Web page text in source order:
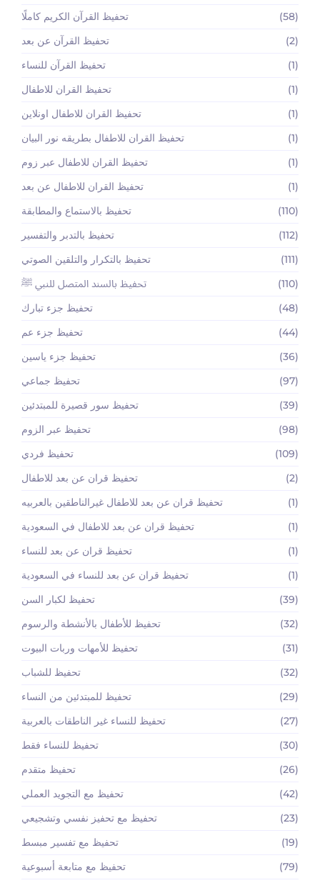
تحفيظ القرآن الكريم كاملًا
(58)
تحفيظ القرآن عن بعد
(2)
تحفيظ القرآن للنساء
(1)
تحفيظ القران للاطفال
(1)
تحفيظ القران للاطفال اونلاين
(1)
تحفيظ القران للاطفال بطريقه نور البيان
(1)
تحفيظ القران للاطفال عبر زوم
(1)
تحفيظ القران للاطفال عن بعد
(1)
تحفيظ بالاستماع والمطابقة
(110)
تحفيظ بالتدبر والتفسير
(112)
تحفيظ بالتكرار والتلقين الصوتي
(111)
تحفيظ بالسند المتصل للنبي ﷺ
(110)
تحفيظ جزء تبارك
(48)
تحفيظ جزء عم
(44)
تحفيظ جزء ياسين
(36)
تحفيظ جماعي
(97)
تحفيظ سور قصيرة للمبتدئين
(39)
تحفيظ عبر الزوم
(98)
تحفيظ فردي
(109)
تحفيظ قران عن بعد للاطفال
(2)
تحفيظ قران عن بعد للاطفال غيرالناطقين بالعربيه
(1)
تحفيظ قران عن بعد للاطفال في السعودية
(1)
تحفيظ قران عن بعد للنساء
(1)
تحفيظ قران عن بعد للنساء في السعودية
(1)
تحفيظ لكبار السن
(39)
تحفيظ للأطفال بالأنشطة والرسوم
(32)
تحفيظ للأمهات وربات البيوت
(31)
تحفيظ للشباب
(32)
تحفيظ للمبتدئين من النساء
(29)
تحفيظ للنساء غير الناطقات بالعربية
(27)
تحفيظ للنساء فقط
(30)
تحفيظ متقدم
(26)
تحفيظ مع التجويد العملي
(42)
تحفيظ مع تحفيز نفسي وتشجيعي
(23)
تحفيظ مع تفسير مبسط
(19)
تحفيظ مع متابعة أسبوعية
(79)